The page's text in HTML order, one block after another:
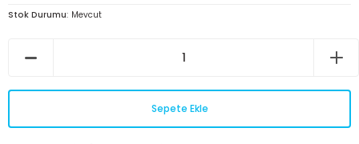
Stok Durumu Mevcut
Sepete Ekle